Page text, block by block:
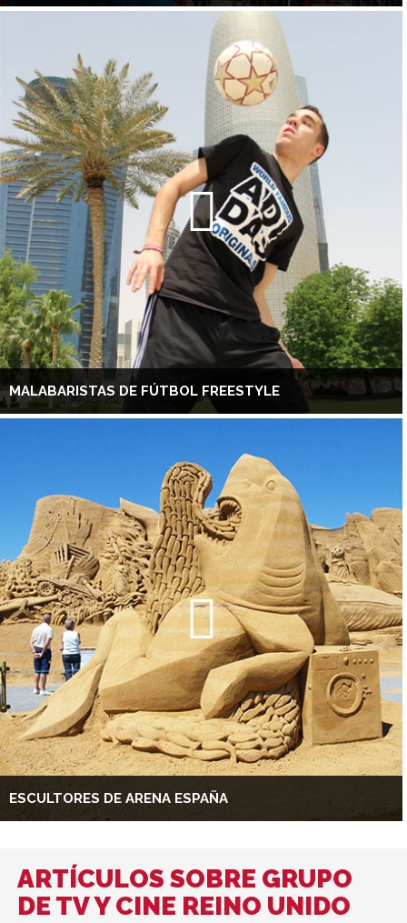
MALABARISTAS DE FÚTBOL FREESTYLE
ESCULTORES DE ARENA ESPAÑA
ARTÍCULOS SOBRE GRUPO
DE TV Y CINE REINO UNIDO